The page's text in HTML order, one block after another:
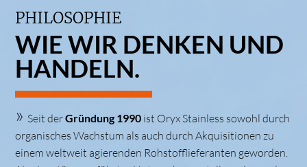
PHILOSOPHIE
WIE WIR DENKEN UND
HANDELN.
» Seit derGründung 1990 ist Oryx Stainless sowohl durch
organisches Wachstum als auch durch Akquisitionen zu
einem weltweit agierenden Rohstofflieferanten geworden.